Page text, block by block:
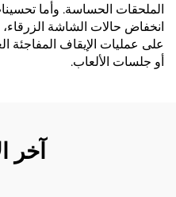
الملحقات الحساسة. وأما
انخفاض حالات الشاشة الزرقاء،
على عمليات الإيقاف المفاجئة
أو جلسات الألعاب.
آخر